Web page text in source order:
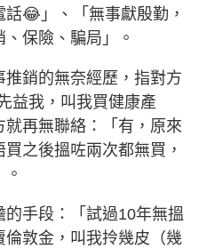
😂」、「無事獻殷勤，
保險、騙局」。
銷的無奈經歷，指對方
益我，叫我買健康產
再無聯絡：「有，原來
之後搵咗兩次都無買，
手段：「試過10年無搵
倫敦金，叫我拎幾皮（幾